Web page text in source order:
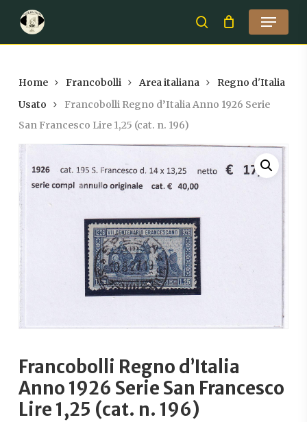
main
search
Menu
Home Francobolli Area italiana
Regno d'Italia
Usato
Francobolli Regno d’Italia Anno 1926 Serie
San Francesco Lire 1,25 (cat. n. 196)
Francobolli Regno d’Italia
Anno 1926 Serie San Francesco
Lire 1,25 (cat. n. 196)
Close